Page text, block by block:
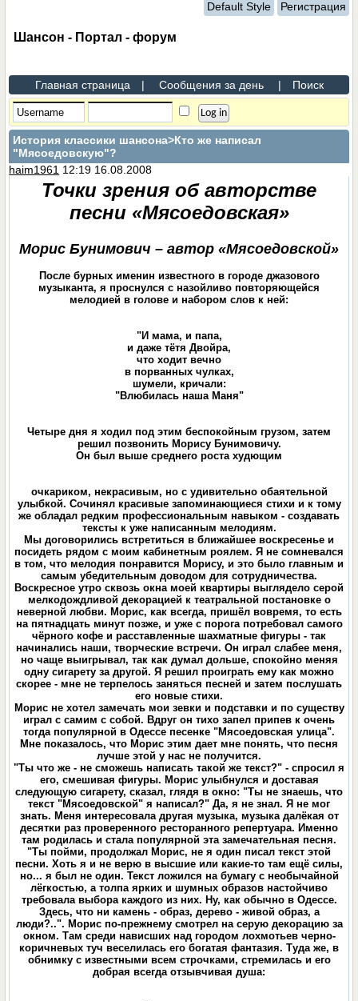
Default Style Регистрация
Шансон - Портал - форум
Главная страница | Сообщения за день | Поиск
История классики шансона>Кто же написал
"Мясоедовскую"?
haim1961 12:19 16.08.2008
Точки зрения об авторстве
песни «Мясоедовская»
Морис Бунимович – автор «Мясоедовской»
После бурных именин известного в городе джазового
музыканта, я проснулся с назойливо повторяющейся
мелодией в голове и набором слов к ней:
"И мама, и папа,
и даже тётя Двойра,
что ходит вечно
в порванных чулках,
шумели, кричали:
"Влюбилась наша Маня"
Четыре дня я ходил под этим беспокойным грузом, затем
решил позвонить Морису Бунимовичу.
Он был выше среднего роста худющим
очкариком, некрасивым, но с удивительно обаятельной
улыбкой. Сочинял красивые запоминающиеся стихи и к тому
же обладал редким профессиональным навыком - создавать
тексты к уже написанным мелодиям.
Мы договорились встретиться в ближайшее воскресенье и
посидеть рядом с моим кабинетным роялем. Я не сомневался
в том, что мелодия понравится Морису, и это было главным и
самым убедительным доводом для сотрудничества.
Воскресное утро сквозь окна моей квартиры выглядело серой
мелкодождливой декорацией к театральной постановке о
неверной любви. Морис, как всегда, пришёл вовремя, то есть
на пятнадцать минут позже, и уже с порога потребовал самого
чёрного кофе и расставленные шахматные фигуры - так
начинались наши, творческие встречи. Он играл слабее меня,
но чаще выигрывал, так как думал дольше, спокойно меняя
одну сигарету за другой. Я решил проиграть ему как можно
скорее - мне не терпелось заняться песней и затем послушать
его новые стихи.
Морис не хотел замечать мои зевки и подставки и по существу
играл с самим с собой. Вдруг он тихо запел припев к очень
тогда популярной в Одессе песенке "Мясоедовская улица".
Мне показалось, что Морис этим дает мне понять, что песня
лучше этой у нас не получится.
"Ты что же - не сможешь написать такой же текст?" - спросил я
его, смешивая фигуры. Морис улыбнулся и доставая
следующую сигарету, сказал, глядя в окно: "Ты не знаешь, что
текст "Мясоедовской" я написал?" Да, я не знал. Я не мог
знать. Меня интересовала другая музыка, музыка далёкая от
десятки раз проверенного ресторанного репертуара. Именно
там родилась и стала популярной эта замечательная песня.
"Ты пойми, продолжал Морис, не я один писал текст этой
песни. Хоть я и не верю в высшие или какие-то там ещё силы,
но... я был не один. Текст ложился на бумагу с необычайной
лёгкостью, а толпа ярких и шумных образов настойчиво
требовала выбора каждого из них. Ну, как обычно в Одессе.
Здесь, что ни камень - образ, дерево - живой образ, а
люди?..". Морис по-прежнему смотрел на серую декорацию за
окном. Там среди нависших над городом лохмотьев черно-
коричневых туч веселилась его богатая фантазия. Туда же, в
обнимку с известными всем строчками, стремилась и его
добрая всегда отзывчивая душа: